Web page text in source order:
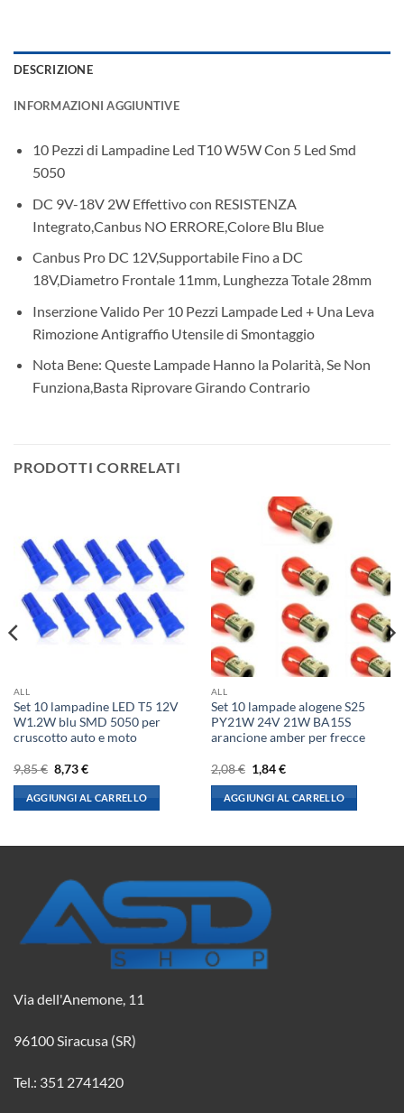
DESCRIZIONE
INFORMAZIONI AGGIUNTIVE
10 Pezzi di Lampadine Led T10 W5W Con 5 Led Smd
5050
DC 9V-18V 2W Effettivo con RESISTENZA
Integrato,Canbus NO ERRORE,Colore Blu Blue
Canbus Pro DC 12V,Supportabile Fino a DC
18V,Diametro Frontale 11mm, Lunghezza Totale 28mm
Inserzione Valido Per 10 Pezzi Lampade Led + Una Leva
Rimozione Antigraffio Utensile di Smontaggio
Nota Bene: Queste Lampade Hanno la Polarità, Se Non
Funziona,Basta Riprovare Girando Contrario
PRODOTTI CORRELATI
ALL
Set 10 lampadine LED T5 12V
W1.2W blu SMD 5050 per
cruscotto auto e moto
9,85€ Il
prezzo
originale
era:
9,85 €.
8,73€Il
attuale
è:
8,73 €.
AGGIUNGI AL CARRELLO
ALL
Set 10 lampade alogene S25
PY21W 24V 21W BA15S
arancione amber per frecce
2,08€ Il
prezzo
originale
era:
2,08 €.
1,84€Il
attuale
è:
1,84 €.
AGGIUNGI AL CARRELLO
Via dell'Anemone, 11
96100 Siracusa (SR)
Tel.: 351 2741420